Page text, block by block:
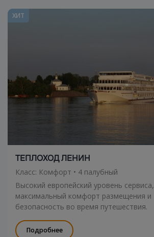
ХИТ
ТЕПЛОХОД ЛЕНИН
Класс: Комфорт • 4 палубный
Высокий европейский уровень сервиса,
максимальный комфорт размещения и
безопасность во время путешествия.
Подробнее